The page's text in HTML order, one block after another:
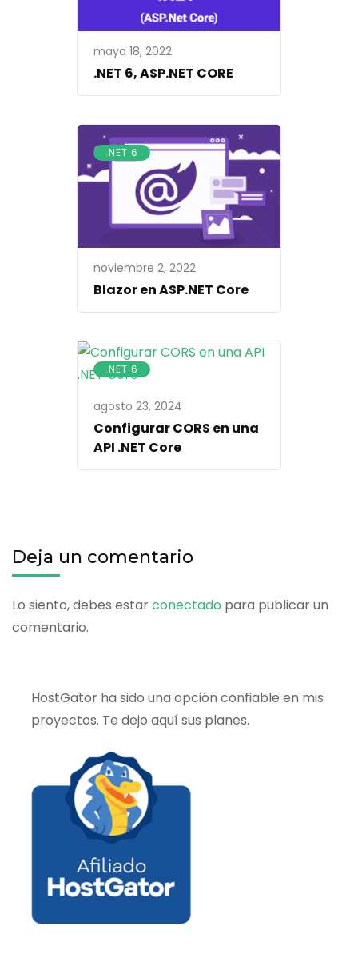
mayo 18, 2022
.NET 6, ASP.NET CORE
.NET 6
noviembre 2, 2022
Blazor en ASP.NET Core
.NET 6
agosto 23, 2024
Configurar CORS en una
API .NET Core
Deja un comentario
Lo siento, debes estarconectado para publicar un
comentario.
HostGator ha sido una opción confiable en mis
proyectos. Te dejo aquí sus planes.